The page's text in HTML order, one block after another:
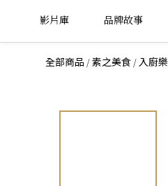
影片庫 品牌故事
全部商品 /素之美食 /入廚樂